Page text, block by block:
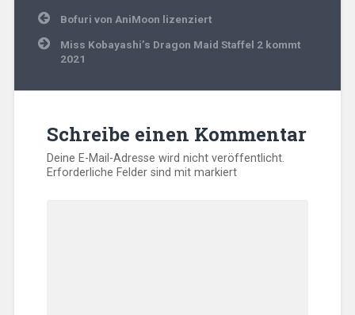
Beitragsnavigation
Bofuri von AniMoon lizenziert
Miss Kobayashi’s Dragon Maid Staffel 2 kommt
2021
Schreibe einen Kommentar
Deine E-Mail-Adresse wird nicht veröffentlicht.
Erforderliche Felder sind mitmarkiert